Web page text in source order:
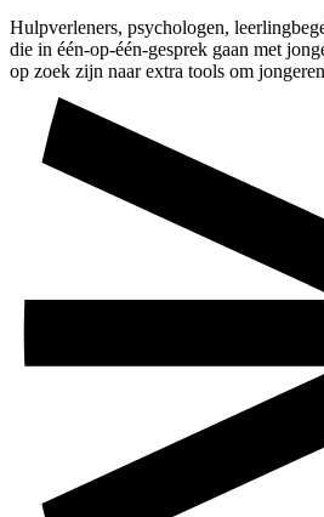
Hulpverleners, psychologen,
die in één-op-één-gesprek gaan met
op zoek zijn naar extra tools om